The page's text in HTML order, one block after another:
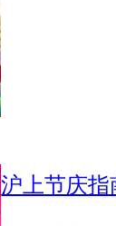
沪上节庆指